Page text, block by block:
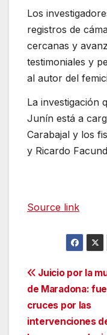
Los
registros de
cercanas y
testimoniales y
al autor del
La investigación
Junín está a
Carabajal y los
y Ricardo
Source link
de
entradas
Juicio por la
de Maradona:
cruces por las
intervenciones